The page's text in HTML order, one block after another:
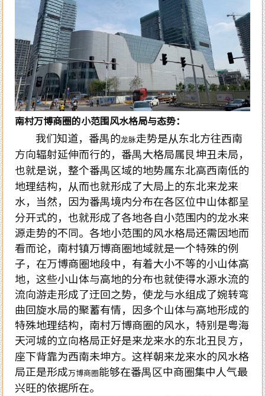
南村万博商圈的小范围风水格局与态势：
我们知道，番禺的龙脉走势是从东北方往西南
方向辐射延伸而行的，番禺大格局属艮坤丑未局，
也就是说，整个番禺区域的地势属东北高西南低的
地理结构，从而也就形成了大局上的东北来龙来
水，当然，因为番禺境内分布在各区位中山体都呈
分开式的，也就形成了各地各自小范围内的龙水来
源走势的不同。各地小范围的风水格局还需因地而
看而论，南村镇万博商圈地域就是一个特殊的例
子，在万博商圈地段中，有着大小不等的小山体高
地，这些小山体与高地的分布也就使得水源水流的
流向游走形成了迂回之势，使龙与水组成了婉转弯
曲回旋水局的聚蓄有情，因多个山体与高地形成的
特殊地理结构，南村万博商圈的风水，特别是粤海
天河城的立向格局正好是来龙来水的东北丑艮方，
座下背靠为西南未坤方。这样朝来龙来水的风水格
局正是形成万博商圈能够在番禺区中商圈集中人气最
兴旺的依据所在。